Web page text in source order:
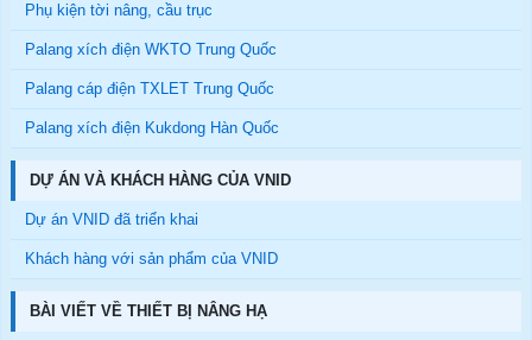
Phụ kiện tời nâng, cầu trục
Palang xích điện WKTO Trung Quốc
Palang cáp điện TXLET Trung Quốc
Palang xích điện Kukdong Hàn Quốc
DỰ ÁN VÀ KHÁCH HÀNG CỦA VNID
Dự án VNID đã triển khai
Khách hàng với sản phẩm của VNID
BÀI VIẾT VỀ THIẾT BỊ NÂNG HẠ